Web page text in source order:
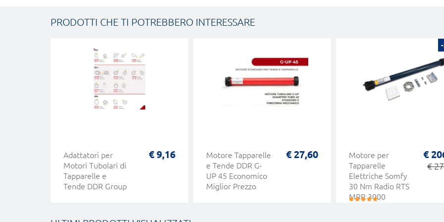
PRODOTTI CHE TI POTREBBERO INTERESSARE
Adattatori per
Motori Tubolari di
Tapparelle e
Tende DDR Group
€ 9,16
Motore Tapparelle
e Tende DDR G-
UP 45 Economico
Miglior Prezzo
€ 27,60
Motore per
Tapparelle
Elettriche Somfy
30 Nm Radio RTS
MRR 3000
€
€